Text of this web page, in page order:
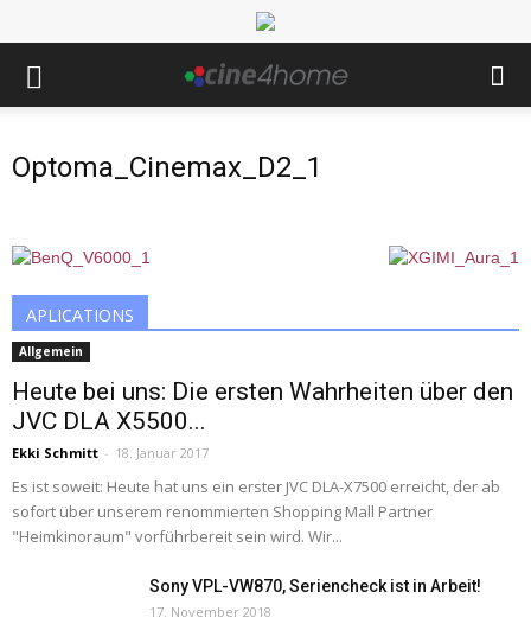
Optoma_Cinemax_D2_1
APLICATIONS
Allgemein
Heute bei uns: Die ersten Wahrheiten über den
JVC DLA X5500...
Ekki Schmitt - 18. Januar 2017
Es ist soweit: Heute hat uns ein erster JVC DLA-X7500 erreicht, der ab
sofort über unserem renommierten Shopping Mall Partner
"Heimkinoraum" vorführbereit sein wird. Wir...
Sony VPL-VW870, Seriencheck ist in Arbeit!
17. November 2018